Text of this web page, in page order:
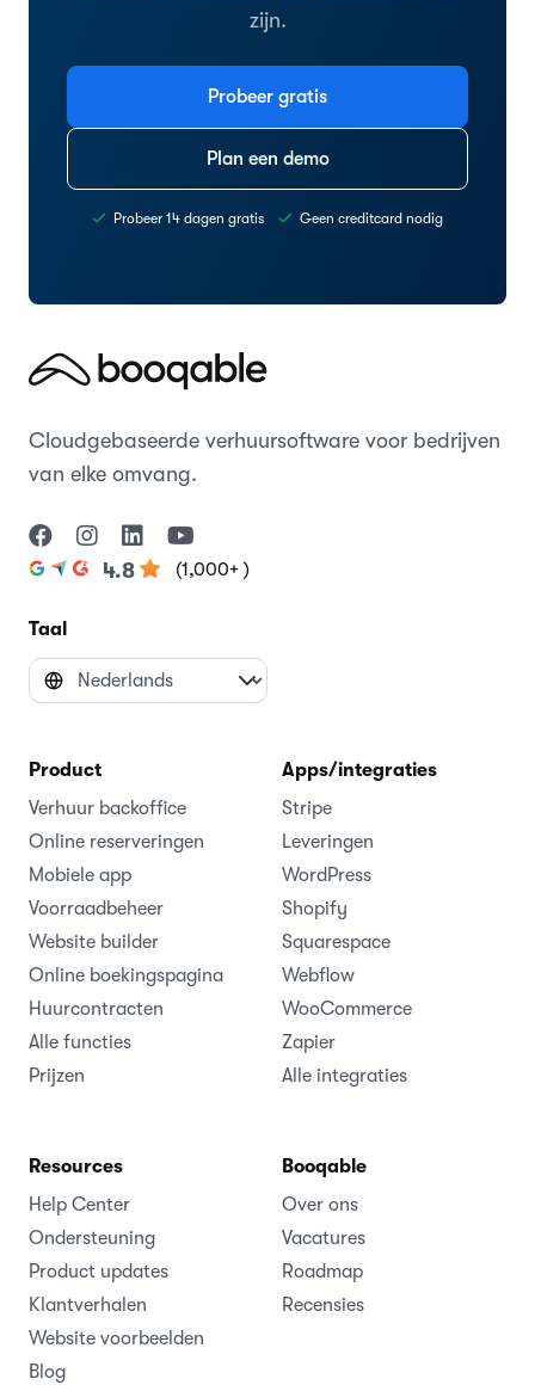
zijn.
Probeer gratis
Plan een demo
Probeer 14 dagen gratis Geen creditcard nodig
Cloudgebaseerde verhuursoftware voor bedrijven
van elke omvang.
4.8 (1,000+ )
Taal
Product
Verhuur backoffice
Online reserveringen
Mobiele app
Voorraadbeheer
Website builder
Online boekingspagina
Huurcontracten
Alle functies
Prijzen
Apps/integraties
Stripe
Leveringen
WordPress
Shopify
Squarespace
Webflow
WooCommerce
Zapier
Alle integraties
Resources
Help Center
Ondersteuning
Product updates
Klantverhalen
Website voorbeelden
Blog
Booqable
Over ons
Vacatures
Roadmap
Recensies